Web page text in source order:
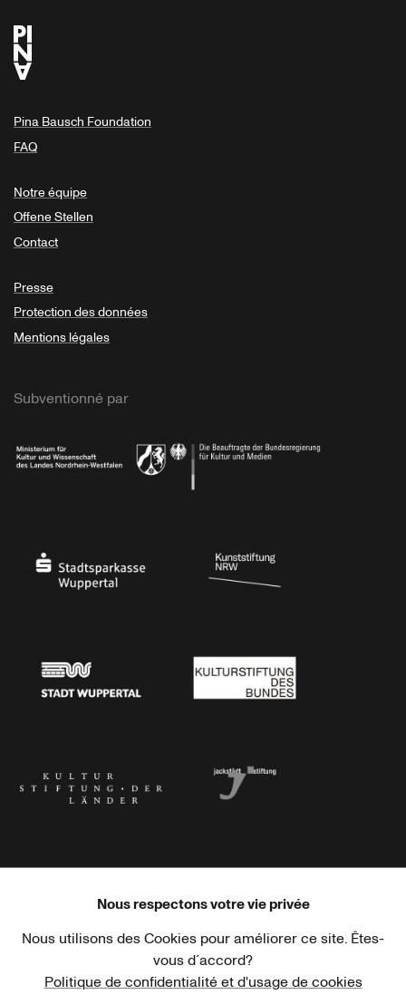
Pina Bausch Foundation
FAQ
Notre équipe
Offene Stellen
Contact
Presse
Protection des données
Mentions légales
Subventionné par
Haus der Kulturen der Welt Goethe-Institut
Nous respectons votre vie privée
Nous utilisons des Cookies pour améliorer ce site. Êtes-
vous d´accord?
Politique de confidentialité et d'usage de cookies